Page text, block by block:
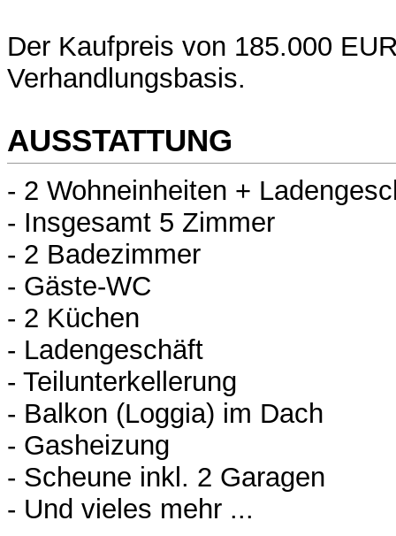
Der Kaufpreis von 185.000
Verhandlungsbasis.
AUSSTATTUNG
- 2 Wohneinheiten +
- Insgesamt 5 Zimmer
- 2 Badezimmer
- Gäste-WC
- 2 Küchen
- Ladengeschäft
- Teilunterkellerung
- Balkon (Loggia) im Dach
- Gasheizung
- Scheune inkl. 2 Garagen
- Und vieles mehr ...